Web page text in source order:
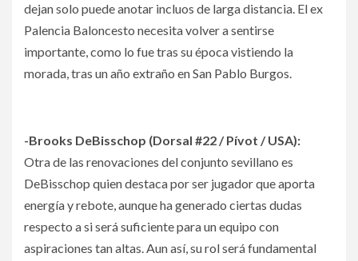
dejan solo puede anotar incluos de larga distancia. El ex
Palencia Baloncesto necesita volver a sentirse
importante, como lo fue tras su época vistiendo la
morada, tras un año extraño en San Pablo Burgos.
-Brooks DeBisschop (Dorsal #22 / Pívot / USA):
Otra de las renovaciones del conjunto sevillano es
DeBisschop quien destaca por ser jugador que aporta
energía y rebote, aunque ha generado ciertas dudas
respecto a si será suficiente para un equipo con
aspiraciones tan altas. Aun así, su rol será fundamental